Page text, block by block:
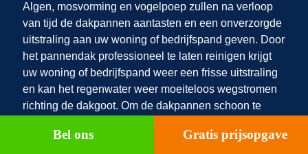
Algen, mosvorming en vogelpoep zullen na verloop
van tijd de dakpannen aantasten en een onverzorgde
uitstraling aan uw woning of bedrijfspand geven. Door
het pannendak professioneel te laten reinigen krijgt
uw woning of bedrijfspand weer een frisse uitstraling
en kan het regenwater weer moeiteloos wegstromen
richting de dakgoot. Om de dakpannen schoon te
de dakpannen een coating of een impregneerlaag te
Bel ons Gratis prijsopgave